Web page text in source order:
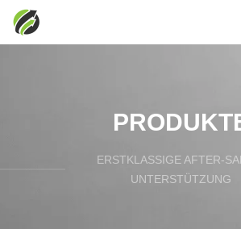
ERSTKLASSIGE AFTER-
UNTERSTÜTZUNG